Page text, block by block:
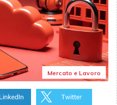
Mercato e Lavoro